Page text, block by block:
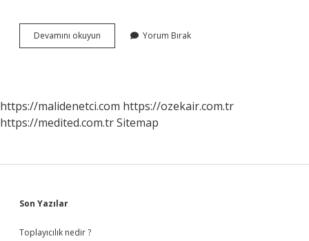
Devamını okuyun Formasyonu
Nereden
Yorum Bırak
https://malidenetci.com https://ozekair.com.tr
https://medited.com.trSitemap
Sidebar
Son Yazılar
Toplayıcılık nedir ?